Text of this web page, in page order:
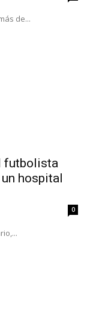
de...
futbolista
hospital
0